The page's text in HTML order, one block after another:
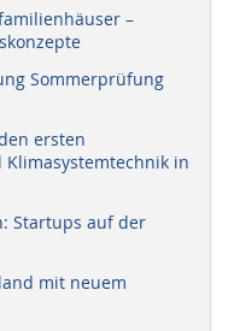
–
Sommerprüfung
ersten
in
Startups auf der
mit neuem